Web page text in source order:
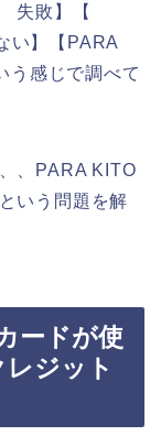
失敗】【
い】【PARA
感じで調べて
、PARA KITO
いう問題を解
ードが使
ジット